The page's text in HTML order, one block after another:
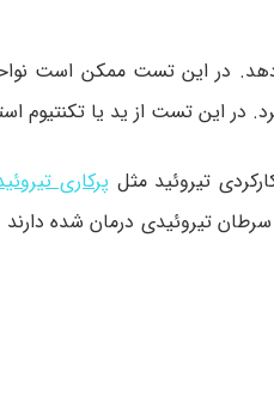
در این تست ممکن است نواحی
پرکاری
تیروئیدی درمان شده